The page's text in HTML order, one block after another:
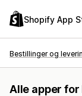
Shopify App
Bestillinger og
Alle apper